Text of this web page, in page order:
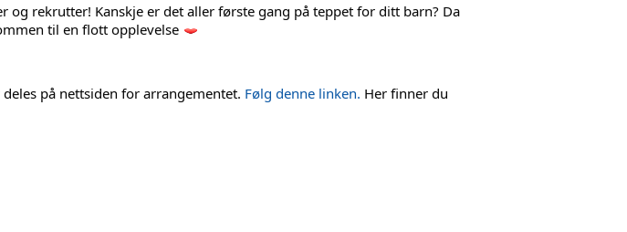
og rekrutter! Kanskje er det aller første gang på teppet for ditt barn? Da
til en flott opplevelse
på nettsiden for arrangementet. Følg denne linken. Her finner du